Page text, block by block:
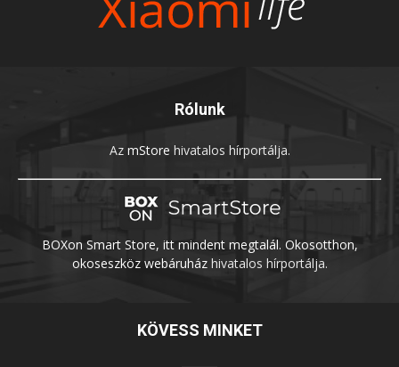
Rólunk
Az mStore hivatalos hírportálja.
BOXon Smart Store, itt mindent megtalál. Okosotthon,
okoseszköz webáruházhivatalos hírportálja.
KÖVESS MINKET